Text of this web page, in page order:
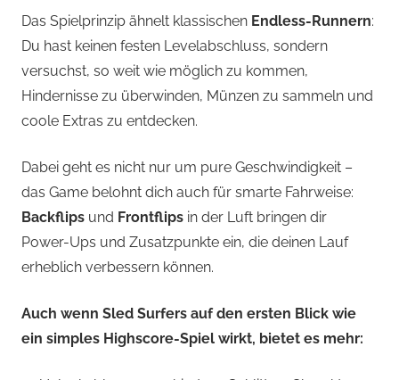
Das Spielprinzip ähnelt klassischen Endless-Runnern:
Du hast keinen festen Levelabschluss, sondern
versuchst, so weit wie möglich zu kommen,
Hindernisse zu überwinden, Münzen zu sammeln und
coole Extras zu entdecken.
Dabei geht es nicht nur um pure Geschwindigkeit –
das Game belohnt dich auch für smarte Fahrweise:
Backflips und Frontflips in der Luft bringen dir
Power-Ups und Zusatzpunkte ein, die deinen Lauf
erheblich verbessern können.
Auch wenn Sled Surfers auf den ersten Blick wie
ein simples Highscore-Spiel wirkt, bietet es mehr: